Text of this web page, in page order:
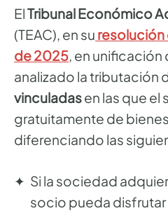
ElTribunal Económico
(TEAC), en su resolución
de 2025, en unificación
analizado la tributación
vinculadasen las que
gratuitamente de
diferenciando las
Si la sociedad
socio pueda disfrutar